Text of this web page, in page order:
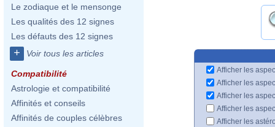
Le zodiaque et le mensonge
Les qualités des 12 signes
Les défauts des 12 signes
+ Voir tous les articles
Compatibilité
Astrologie et compatibilité
Affinités et conseils
Affinités de couples célèbres
Afficher les
Afficher les
Afficher les
Afficher les
Afficher les